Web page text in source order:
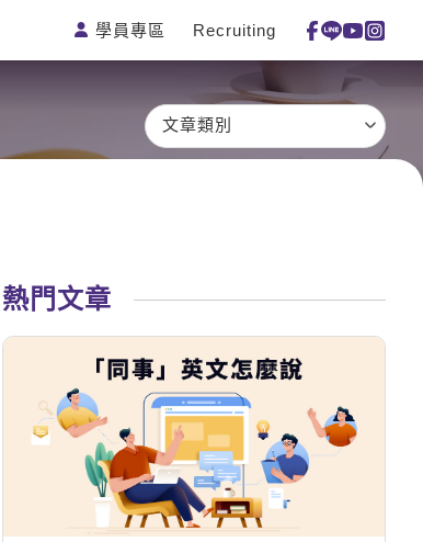
英語俱樂
日語
韓語
一對一家教
企業訓練
學員專區 Recruiting
文章類別
熱門文章